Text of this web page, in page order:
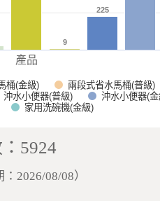
9
9
225
225
桶(金級) 兩段式省水馬桶(普級)
沖水小便器(普級) 沖水小便器(
家用洗碗機(金級)
產品
5924
2026/08/08）